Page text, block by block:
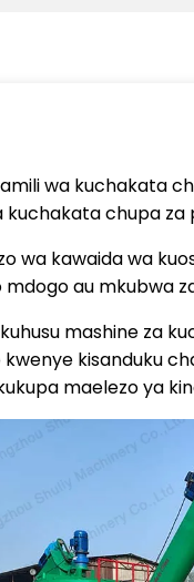
wa kuchakata
kuchakata chupa
wa kawaida wa
mdogo au mkubwa
mashine za
kwenye kisanduku
maelezo ya